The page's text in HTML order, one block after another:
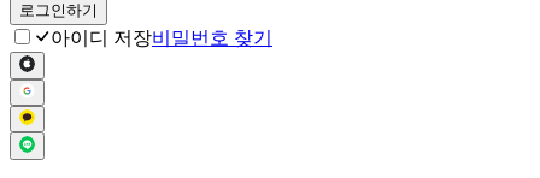
로그인하기
아이디 저장비밀번호 찾기